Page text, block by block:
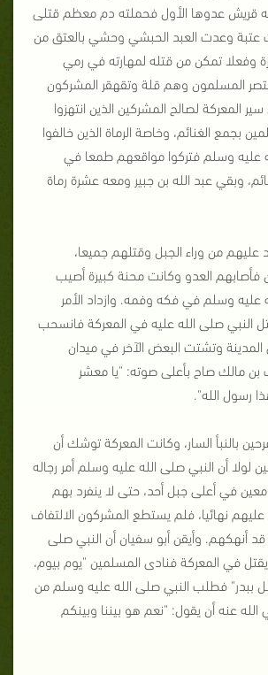
قريش عدوها الأول فحملته دم معظم قتلى
عتبة وعدت العبد الحبشي وحشي بالعتق من
وفعلا تمكن من قتله لمهارته في رمي
المسلمون وهم قلة وتقهقر المشركون
المعركة لصالح المشركين الذين انتهزوا
بجمع الغنائم، وخاصة الرماة الذين خالفوا
عليه وسلم فتركوا مواقعهم طمعا في
وبقي عبد الله بن جبير ومعه عشرة رماة
عليهم من وراء الجبل وقتلهم جميعا،
العدو وكانت محنة كبيرة أصيب
عليه وسلم في فكه وفمه. وازداد الأمر
النبي صلى الله عليه في المعركة فانسحب
وتشتت البعض الآخر في ميدان
بن مالك صاح بأعلى صوته: "يا معشر
رسول الله".
بالنبأ السار، وكانت المعركة توشك أن
لولا أن النبي صلى الله عليه وسلم أمر رجاله
في أعلى جبل أحد، حتى لا ينفرد بهم
نهائيا، فلم يستطع المشركون الالتفاف
أنهكهم. وأيقن أبو سفيان أن النبي صلى
في المعركة فنادى المسلمين "يوم بيوم،
ببدر" فطلب النبي صلى الله عليه وسلم من
عنه أن يقول: "نعم هو بيننا وبينكم